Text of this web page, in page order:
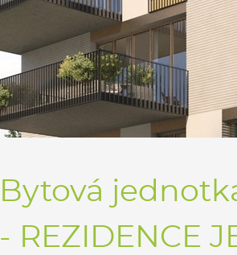
Bytová
- REZIDENCE